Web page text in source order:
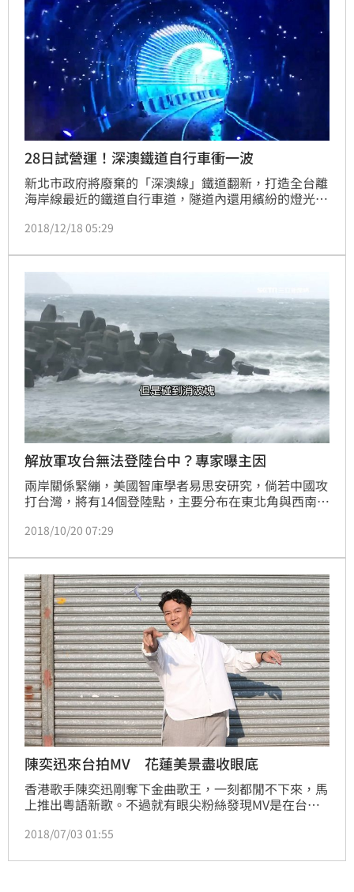
28日試營運！深澳鐵道自行車衝一波
新北市政府將廢棄的「深澳線」鐵道翻新，打造全台離
海岸線最近的鐵道自行車道，隧道內還用繽紛的燈光裝
串聯附近重要景點，將從這個月28日到明年1月中，免
2018/12/18 05:29
解放軍攻台無法登陸台中？專家曝主因
兩岸關係緊繃，美國智庫學者易思安研究，倘若中國攻
打台灣，將有14個登陸點，主要分布在東北角與西南海
地說，台中有海岸線守護神，因為消波塊能阻擋共軍登
形，大多屬於沙岸，共軍登陸船團想靠岸，困難度相當
高。
2018/10/20 07:29
陳奕迅來台拍MV 花蓮美景盡收眼底
香港歌手陳奕迅剛奪下金曲歌王，一刻都閒不下來，馬
上推出粵語新歌。不過就有眼尖粉絲發現MV是在台灣
還是出自五月天阿信的老師陳冠華之手，讓觀眾見識到
2018/07/03 01:55